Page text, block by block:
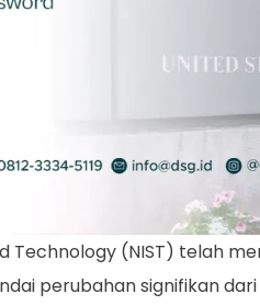
Technology (NIST) telah
perubahan signifikan